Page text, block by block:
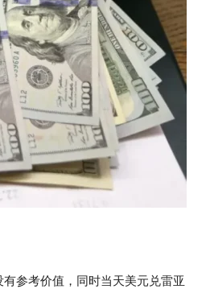
参考价值，同时当天美元兑雷亚